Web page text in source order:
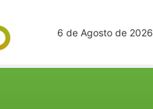
6 de Agosto de 2026